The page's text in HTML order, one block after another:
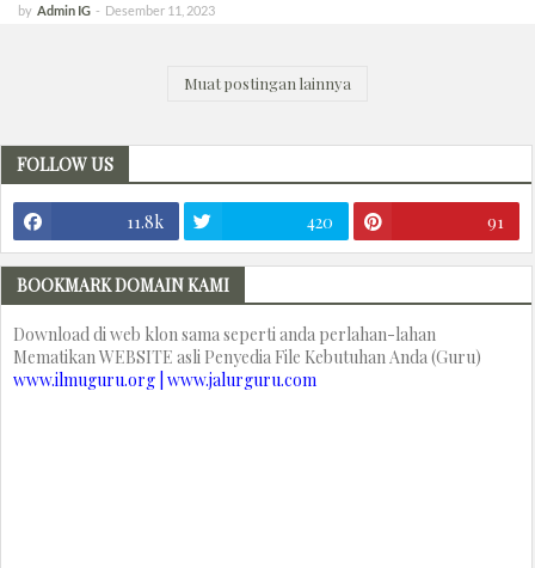
by Admin IG - Desember 11, 2023
Muat postingan lainnya
FOLLOW US
11.8k 420 91
BOOKMARK DOMAIN KAMI
Download di web klon sama seperti anda perlahan-lahan
Mematikan WEBSITE asli Penyedia File Kebutuhan Anda (Guru)
www.ilmuguru.org | www.jalurguru.com